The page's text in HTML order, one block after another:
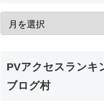
PVアクセスランキ
ブログ村